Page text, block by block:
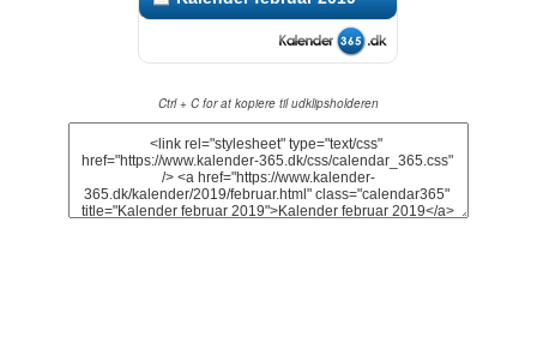
Ctrl + C for at kopiere til udklipsholderen